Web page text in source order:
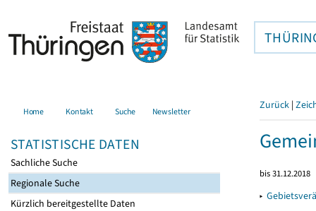
Home Kontakt Suche Newsletter
STATISTISCHE DATEN
Sachliche Suche
Regionale Suche
Kürzlich bereitgestellte Daten
Zurück |
bis 31.12.2018
▸